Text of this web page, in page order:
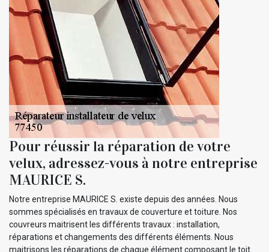
Pour réussir la réparation de votre
velux, adressez-vous à notre entreprise
MAURICE S.
Notre entreprise MAURICE S. existe depuis des années. Nous
sommes spécialisés en travaux de couverture et toiture. Nos
couvreurs maitrisent les différents travaux : installation,
réparations et changements des différents éléments. Nous
maitrisons les réparations de chaque élément composant le toit.